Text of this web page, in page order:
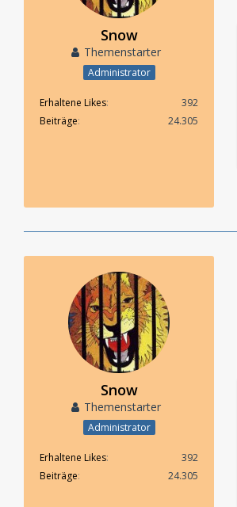
Snow
Themenstarter
Administrator
Erhaltene Likes
392
Beiträge
24.305
Snow
Themenstarter
Administrator
Erhaltene Likes
392
Beiträge
24.305